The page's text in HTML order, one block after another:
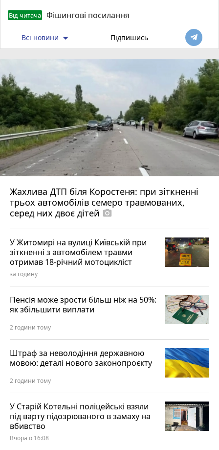
Від читача Фішингові посилання
Всі новини Підпишись
Жахлива ДТП біля Коростеня: при зіткненні
трьох автомобілів семеро травмованих,
серед них двоє дітей photo_camera
У Житомирі на вулиці Київській при
зіткненні з автомобілем травми
отримав 18-річний мотоцикліст
за годину
Пенсія може зрости більш ніж на 50%:
як збільшити виплати
2 години тому
Штраф за неволодіння державною
мовою: деталі нового законопроєкту
2 години тому
У Старій Котельні поліцейські взяли
під варту підозрюваного в замаху на
вбивство
Вчора о 16:08